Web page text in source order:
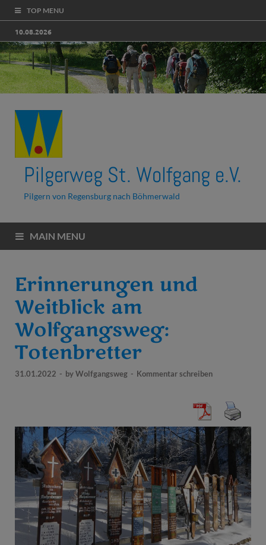
TOP MENU
10.08.2026
Pilgerweg St. Wolfgang e.V.
Pilgern von Regensburg nach Böhmerwald
MAIN MENU
Erinnerungen und
Weitblick am
Wolfgangsweg:
Totenbretter
31.01.2022 - byWolfgangsweg - Kommentar schreiben